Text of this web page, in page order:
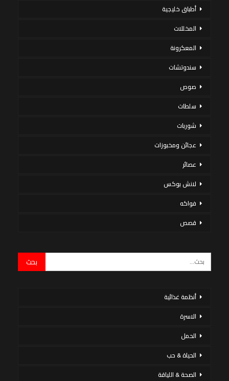
أطباق خليجية
المخللات
المعكرونة
سندوتشات
صوص
سلطات
شوربات
عجائن ومخبوزات
عصائر
لانش بوكس
فواكه
قصص
أنظمة غذائية
الاسرة
الحمل
الحياة & حب
الصحة & اللياقة